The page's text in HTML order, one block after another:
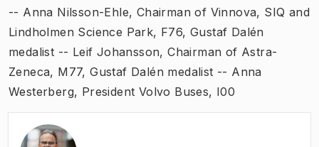
-- Anna Nilsson-Ehle, Chairman of Vinnova, SIQ and
Lindholmen Science Park, F76, Gustaf Dalén
medalist -- Leif Johansson, Chairman of Astra-
Zeneca, M77, Gustaf Dalén medalist -- Anna
Westerberg, President Volvo Buses, I00